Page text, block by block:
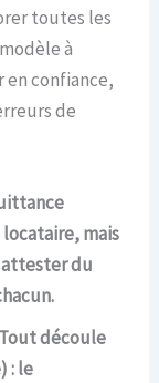
toutes les
à
en confiance,
de
mais
du
découle
: le